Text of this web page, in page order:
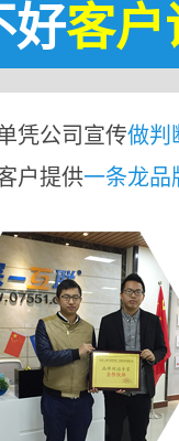
好客户
凭公司宣传做判
户提供一条龙品